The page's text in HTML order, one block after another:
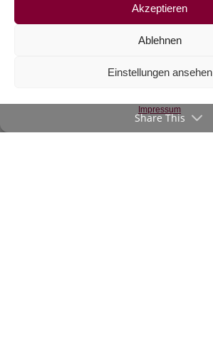
Akzeptieren
Ablehnen
Einstellungen ansehen
Impressum
Canvas türkisblau
inkl. 20 % MwSt.Share This